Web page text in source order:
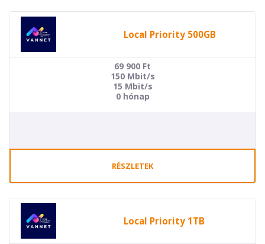
Local Priority 500GB
69 900 Ft
150 Mbit/s
15 Mbit/s
0 hónap
RÉSZLETEK
Local Priority 1TB